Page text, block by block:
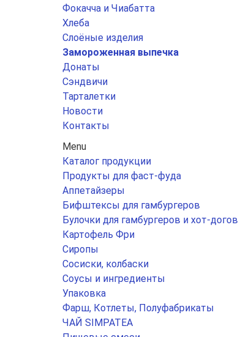
Фокачча и Чиабатта
Хлеба
Слоёные изделия
Замороженная выпечка
Донаты
Сэндвичи
Тарталетки
Новости
Контакты
Menu
Каталог продукции
Продукты для фаст-фуда
Аппетайзеры
Бифштексы для гамбургеров
Булочки для гамбургеров и хот-догов
Картофель Фри
Сиропы
Сосиски, колбаски
Соусы и ингредиенты
Упаковка
Фарш, Котлеты, Полуфабрикаты
ЧАЙ SIMPATEA